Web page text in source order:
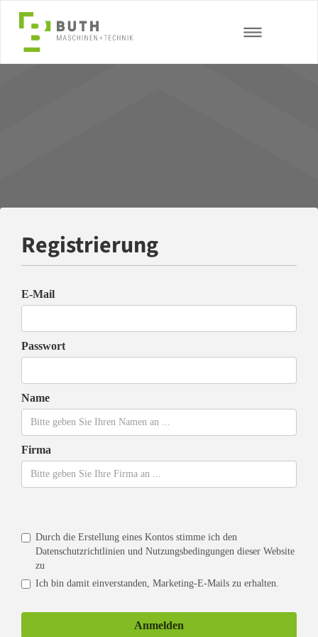
Registrierung
E-Mail
Passwort
Name
Firma
Durch die Erstellung eines Kontos stimme ich den
Datenschutzrichtlinien und Nutzungsbedingungen dieser Website
zu
Ich bin damit einverstanden, Marketing-E-Mails zu erhalten.